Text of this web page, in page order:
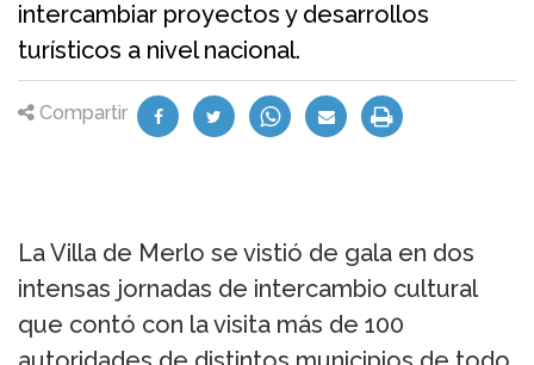
intercambiar proyectos y desarrollos
turísticos a nivel nacional.
Compartir
La Villa de Merlo se vistió de gala en dos
intensas jornadas de intercambio cultural
que contó con la visita más de 100